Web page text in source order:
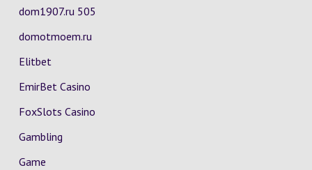
dom1907.ru 505
domotmoem.ru
Elitbet
EmirBet Casino
FoxSlots Casino
Gambling
Game